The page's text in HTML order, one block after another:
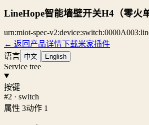
LineHope智能墙壁开关H4（零火
urn:miot-spec-
← 返回产品详情下载米家插件
语言 中文 English
Service tree
按键
#2 · switch
属性 3动作 1